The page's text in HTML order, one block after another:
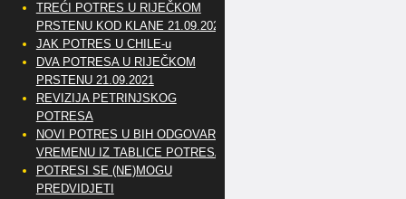
TREĆI POTRES U RIJEČKOM
PRSTENU KOD KLANE 21.09.2021
JAK POTRES U CHILE-u
DVA POTRESA U RIJEČKOM
PRSTENU 21.09.2021
REVIZIJA PETRINJSKOG
POTRESA
NOVI POTRES U BIH ODGOVARA
VREMENU IZ TABLICE POTRESA
POTRESI SE (NE)MOGU
PREDVIDJETI